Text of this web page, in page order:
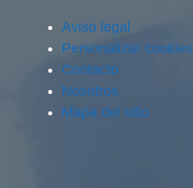
Aviso legal
Personalizar cookies
Contacto
Nosotros
Mapa del sitio